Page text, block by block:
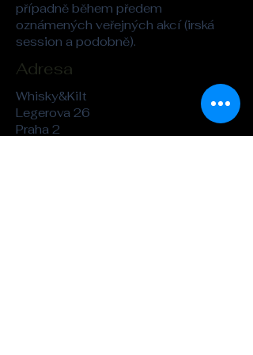
případně během předem
oznámených veřejných akcí (irská
session a podobně).
Adresa
Whisky&Kilt
Legerova 26
Praha 2